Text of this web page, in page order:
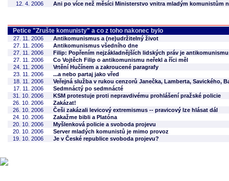
12. 4. 2006
Ani po více než měsíci Ministerstvo vnitra mladým komunistům
Petice "Zrušte komunisty" a co z toho nakonec bylo
27. 11. 2006
Antikomunismus a (ne)udržitelný život
27. 11. 2006
Antikomunismus všedního dne
27. 11. 2006
Filip: Popřením nejzákladnějších lidských práv je
27. 11. 2006
Co Vojtěch Filip o antikomunismu neřekl a říci měl
24. 11. 2006
Vrtění Hučínem a zakroucené paragrafy
23. 11. 2006
...a nebo partaj jako vřed
18. 11. 2006
Veřejná služba v rukou cenzorů Janečka, Lamberta, Savického,
17. 11. 2006
Sedmnáctý po sedmnácté
31. 10. 2006
KSM protestuje proti nepravdivému prohlášení pražské policie
26. 10. 2006
Zakázat!
26. 10. 2006
Češi zakázali levicový extremismus -- pravicový lze hlásat dál
24. 10. 2006
Zakažme bibli a Platóna
20. 10. 2006
Myšlenková policie a svoboda projevu
20. 10. 2006
Server mladých komunistů je mimo provoz
19. 10. 2006
Je v České republice svoboda projevu?